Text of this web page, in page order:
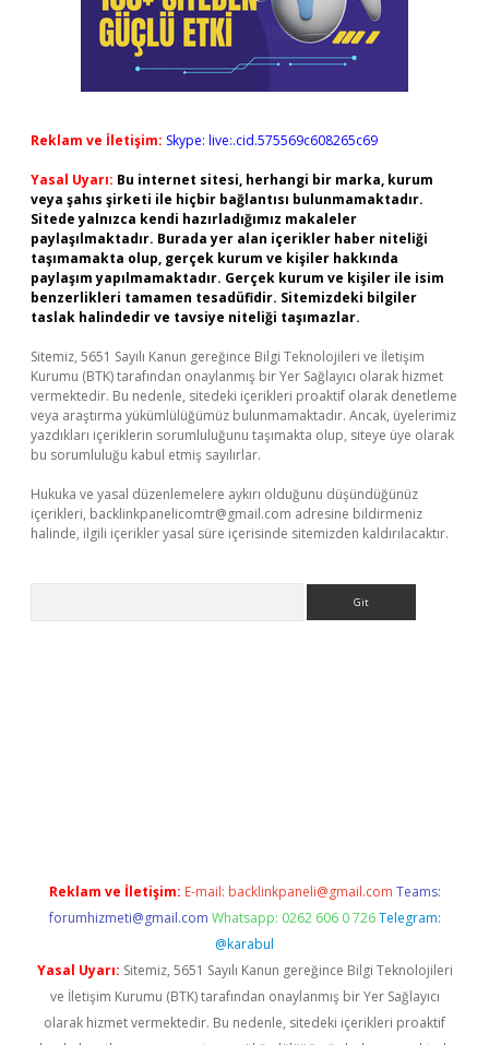
Reklam ve İletişim: Skype: live:.cid.575569c608265c69
Yasal Uyarı: Bu internet sitesi, herhangi bir marka, kurum
veya şahıs şirketi ile hiçbir bağlantısı bulunmamaktadır.
Sitede yalnızca kendi hazırladığımız makaleler
paylaşılmaktadır. Burada yer alan içerikler haber niteliği
taşımamakta olup, gerçek kurum ve kişiler hakkında
paylaşım yapılmamaktadır. Gerçek kurum ve kişiler ile isim
benzerlikleri tamamen tesadüfidir. Sitemizdeki bilgiler
taslak halindedir ve tavsiye niteliği taşımazlar.
Sitemiz, 5651 Sayılı Kanun gereğince Bilgi Teknolojileri ve İletişim
Kurumu (BTK) tarafından onaylanmış bir Yer Sağlayıcı olarak hizmet
vermektedir. Bu nedenle, sitedeki içerikleri proaktif olarak denetleme
veya araştırma yükümlülüğümüz bulunmamaktadır. Ancak, üyelerimiz
yazdıkları içeriklerin sorumluluğunu taşımakta olup, siteye üye olarak
bu sorumluluğu kabul etmiş sayılırlar.
Hukuka ve yasal düzenlemelere aykırı olduğunu düşündüğünüz
içerikleri, backlinkpanelicomtr@gmail.com adresine bildirmeniz
halinde, ilgili içerikler yasal süre içerisinde sitemizden kaldırılacaktır.
Reklam ve İletişim: E-mail: backlinkpaneli@gmail.com Teams:
forumhizmeti@gmail.com Whatsapp: 0262 606 0 726 Telegram:
@karabul
Yasal Uyarı: Sitemiz, 5651 Sayılı Kanun gereğince Bilgi Teknolojileri
ve İletişim Kurumu (BTK) tarafından onaylanmış bir Yer Sağlayıcı
olarak hizmet vermektedir. Bu nedenle, sitedeki içerikleri proaktif